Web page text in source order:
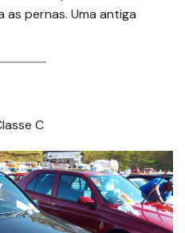
as pernas. Uma antiga
C